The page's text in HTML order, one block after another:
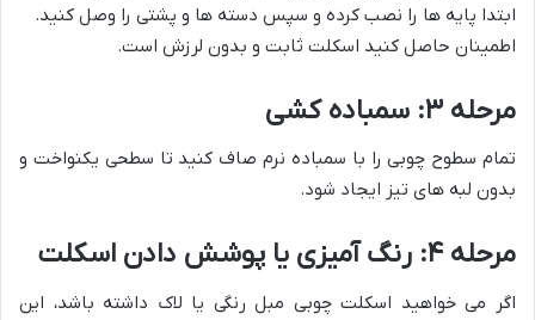
ابتدا پایه ها را نصب کرده و سپس دسته ها و پشتی را وصل کنید.
اطمینان حاصل کنید اسکلت ثابت و بدون لرزش است.
مرحله ۳: سمباده کشی
تمام سطوح چوبی را با سمباده نرم صاف کنید تا سطحی یکنواخت و
بدون لبه های تیز ایجاد شود.
مرحله ۴: رنگ آمیزی یا پوشش دادن اسکلت
اگر می خواهید اسکلت چوبی مبل رنگی یا لاک داشته باشد، این